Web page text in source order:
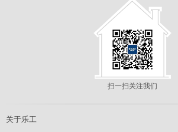
扫一扫关注我们
关于乐工